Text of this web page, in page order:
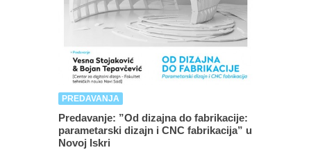
PREDAVANJA
Predavanje: ”Od dizajna do fabrikacije:
parametarski dizajn i CNC fabrikacija” u
Novoj Iskri